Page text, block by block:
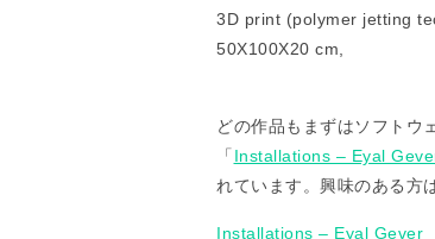
3D print (polymer jetting
50X100X20 cm,
どの作品もまずはソフトウ
「 Installations – Eyal
れています。興味のある方
Installations – Eyal Gever